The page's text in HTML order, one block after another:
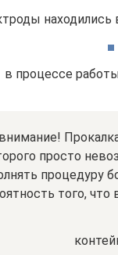
в процессе
просто
процедуру
того,